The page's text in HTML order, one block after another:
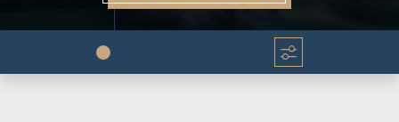
Chargement...